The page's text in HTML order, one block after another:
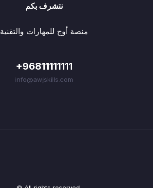
نتشرف بكم
منصة أوج للمهارات والتقنية
+96811111111
info@awjskills.com